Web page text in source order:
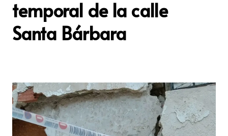
temporal de la calle
Santa Bárbara